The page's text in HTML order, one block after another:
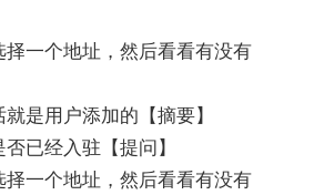
一个地址，然后看看有没有
是用户添加的【摘要】
已经入驻【提问】
一个地址，然后看看有没有